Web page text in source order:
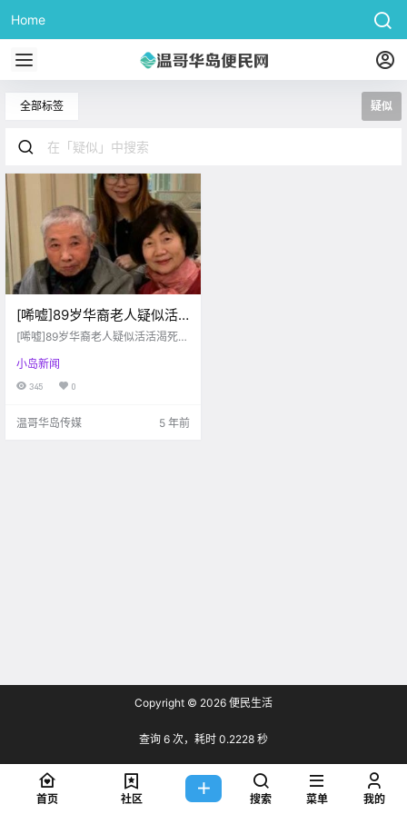
Home
全部标签 疑似
[唏嘘]89岁华裔老人疑似活
活渴死！生前一直在养老院
[唏嘘]89岁华裔老人疑似活活渴死！
小岛新闻
345 0
温哥华岛传媒 5 年前
Copyright © 2026 便民生活
查询 6 次，耗时 0.2228 秒
首页 社区 搜索 菜单 我的